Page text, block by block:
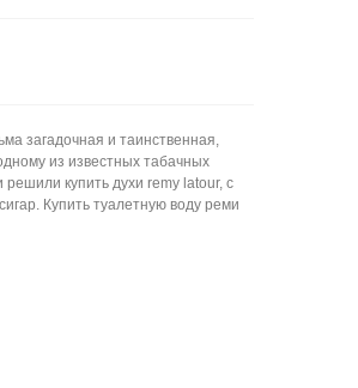
загадочная и таинственная,
из известных табачных
купить духи remy latour, с
Купить туалетную воду реми